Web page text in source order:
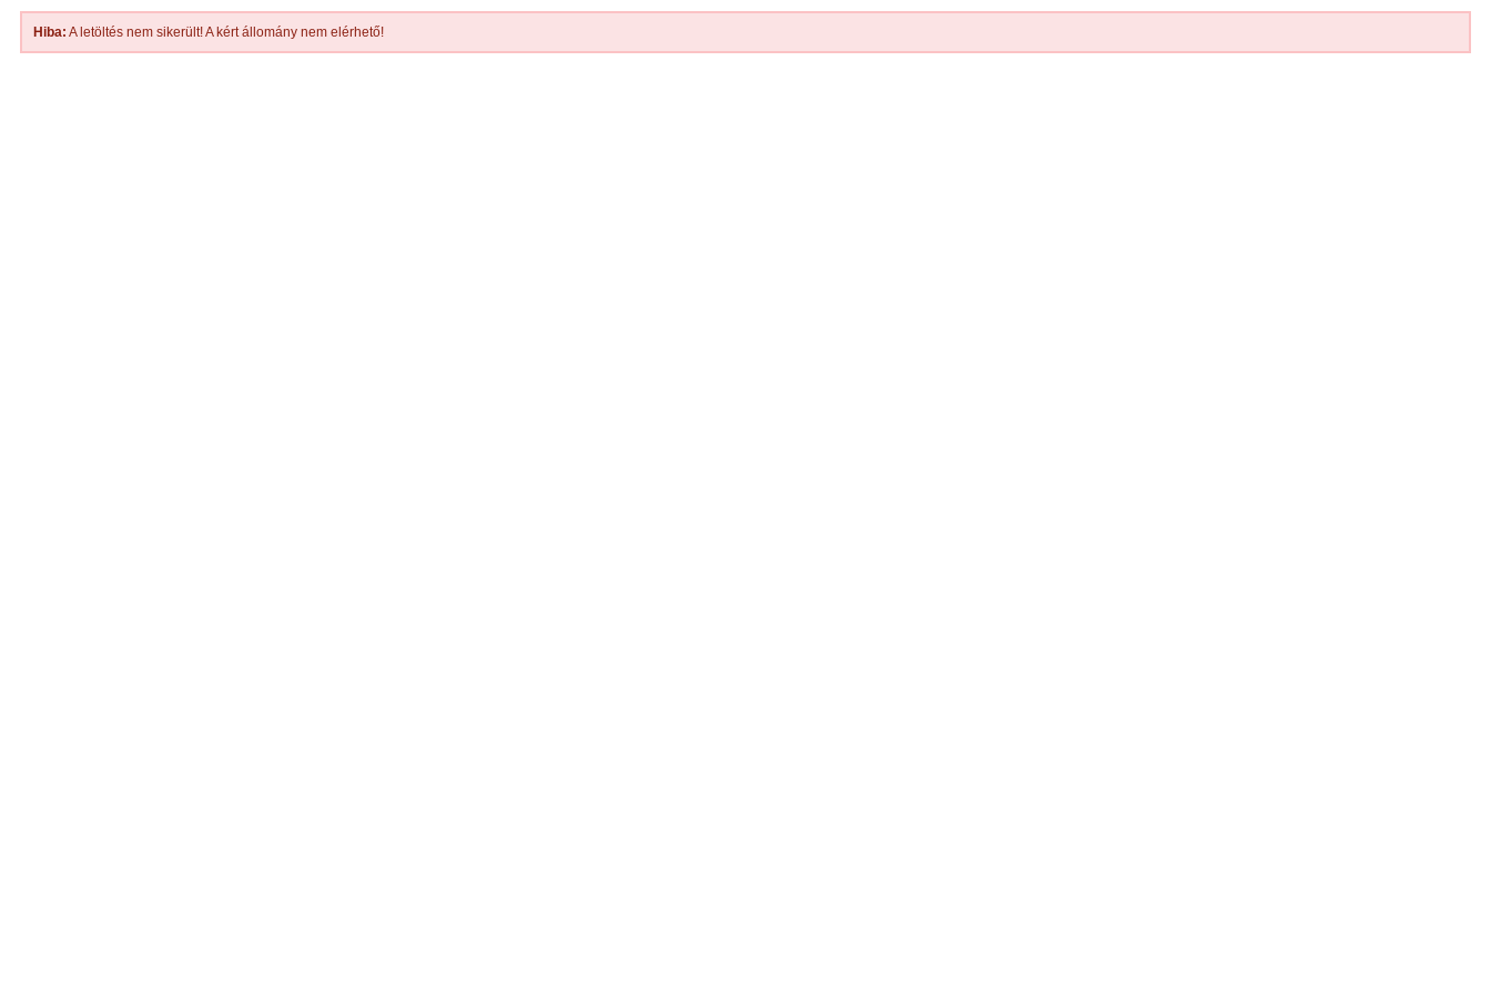
Hiba: A letöltés nem sikerült! A kért állomány nem elérhető!